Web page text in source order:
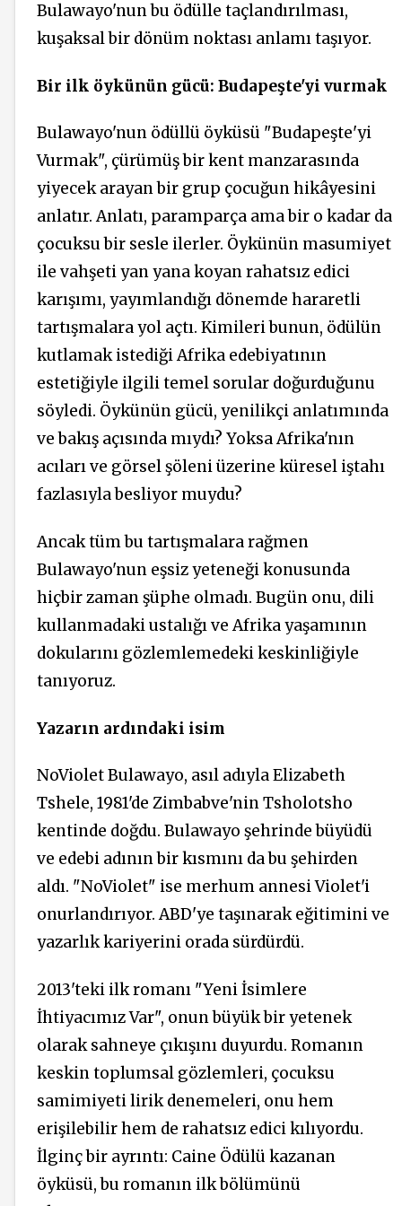
Bulawayo'nun bu ödülle taçlandırılması,
kuşaksal bir dönüm noktası anlamı taşıyor.
Bir ilk öykünün gücü: Budapeşte'yi vurmak
Bulawayo'nun ödüllü öyküsü "Budapeşte'yi
Vurmak", çürümüş bir kent manzarasında
yiyecek arayan bir grup çocuğun hikâyesini
anlatır. Anlatı, paramparça ama bir o kadar da
çocuksu bir sesle ilerler. Öykünün masumiyet
ile vahşeti yan yana koyan rahatsız edici
karışımı, yayımlandığı dönemde hararetli
tartışmalara yol açtı. Kimileri bunun, ödülün
kutlamak istediği Afrika edebiyatının
estetiğiyle ilgili temel sorular doğurduğunu
söyledi. Öykünün gücü, yenilikçi anlatımında
ve bakış açısında mıydı? Yoksa Afrika'nın
acıları ve görsel şöleni üzerine küresel iştahı
fazlasıyla besliyor muydu?
Ancak tüm bu tartışmalara rağmen
Bulawayo'nun eşsiz yeteneği konusunda
hiçbir zaman şüphe olmadı. Bugün onu, dili
kullanmadaki ustalığı ve Afrika yaşamının
dokularını gözlemlemedeki keskinliğiyle
tanıyoruz.
Yazarın ardındaki isim
NoViolet Bulawayo, asıl adıyla Elizabeth
Tshele, 1981'de Zimbabve'nin Tsholotsho
kentinde doğdu. Bulawayo şehrinde büyüdü
ve edebi adının bir kısmını da bu şehirden
aldı. "NoViolet" ise merhum annesi Violet'i
onurlandırıyor. ABD'ye taşınarak eğitimini ve
yazarlık kariyerini orada sürdürdü.
2013'teki ilk romanı "Yeni İsimlere
İhtiyacımız Var", onun büyük bir yetenek
olarak sahneye çıkışını duyurdu. Romanın
keskin toplumsal gözlemleri, çocuksu
samimiyeti lirik denemeleri, onu hem
erişilebilir hem de rahatsız edici kılıyordu.
İlginç bir ayrıntı: Caine Ödülü kazanan
öyküsü, bu romanın ilk bölümünü